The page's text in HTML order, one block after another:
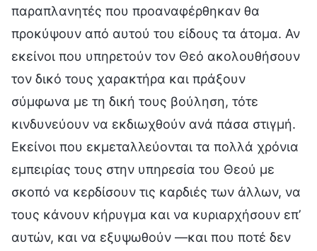
παραπλανητές που προαναφέρθηκαν θα
προκύψουν από αυτού του είδους τα άτομα. Αν
εκείνοι που υπηρετούν τον Θεό ακολουθήσουν
τον δικό τους χαρακτήρα και πράξουν
σύμφωνα με τη δική τους βούληση, τότε
κινδυνεύουν να εκδιωχθούν ανά πάσα στιγμή.
Εκείνοι που εκμεταλλεύονται τα πολλά χρόνια
εμπειρίας τους στην υπηρεσία του Θεού με
σκοπό να κερδίσουν τις καρδιές των άλλων, να
τους κάνουν κήρυγμα και να κυριαρχήσουν επ’
αυτών, και να εξυψωθούν —και που ποτέ δεν